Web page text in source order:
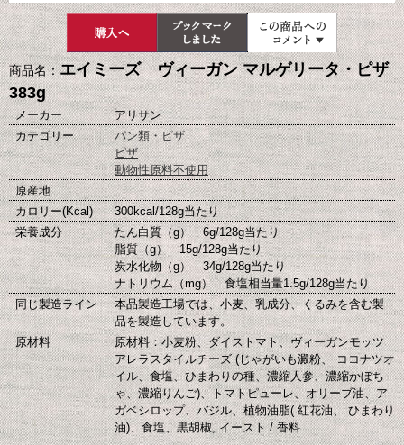
商品名：エイミーズ ヴィーガン マルゲリータ・ピザ
383g
メーカー
アリサン
カテゴリー
パン類・ピザ
ピザ
動物性原料不使用
原産地
カロリー(Kcal)
300kcal/128g当たり
栄養成分
たん白質（g） 6g/128g当たり
脂質（g） 15g/128g当たり
炭水化物（g） 34g/128g当たり
ナトリウム（mg） 食塩相当量1.5g/128g当たり
同じ製造ライン
本品製造工場では、小麦、乳成分、くるみを含む製
品を製造しています。
原材料
原材料：小麦粉、ダイストマト、ヴィーガンモッツ
アレラスタイルチーズ (じゃがいも澱粉、 ココナツオ
イル、食塩、ひまわりの種、濃縮人参、濃縮かぼち
ゃ、濃縮りんご)、トマトピューレ、オリーブ油、ア
ガベシロップ、バジル、植物油脂( 紅花油、 ひまわり
油)、食塩、黒胡椒, イースト / 香料